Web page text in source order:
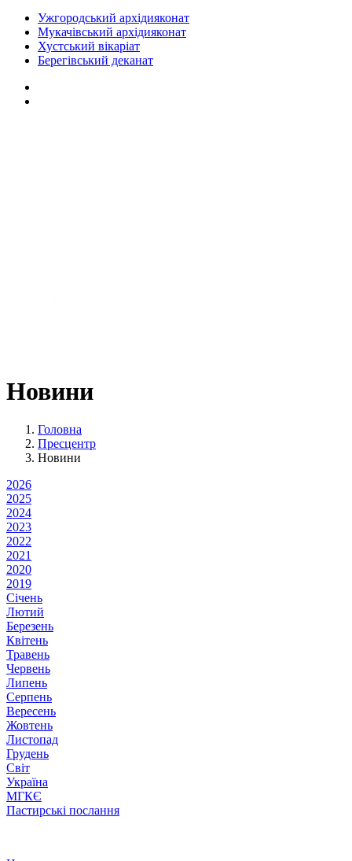
Ужгородський архідияконат
Мукачівський архідияконат
Хустський вікаріат
Берегівський деканат
Новини
Головна
Пресцентр
Новини
2026
2025
2024
2023
2022
2021
2020
2019
Січень
Лютий
Березень
Квітень
Травень
Червень
Липень
Серпень
Вересень
Жовтень
Листопад
Грудень
Світ
Україна
МГКЄ
Пастирські послання